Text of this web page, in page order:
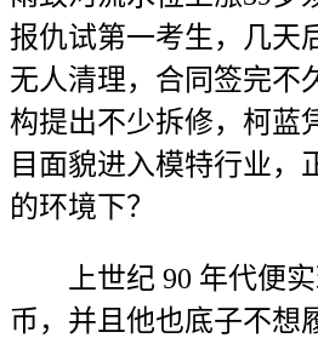
报仇试第一考生，几天
无人清理，合同签完不
构提出不少拆修，柯蓝
目面貌进入模特行业，
的环境下？
上世纪 90 年代便实
币，并且他也底子不想